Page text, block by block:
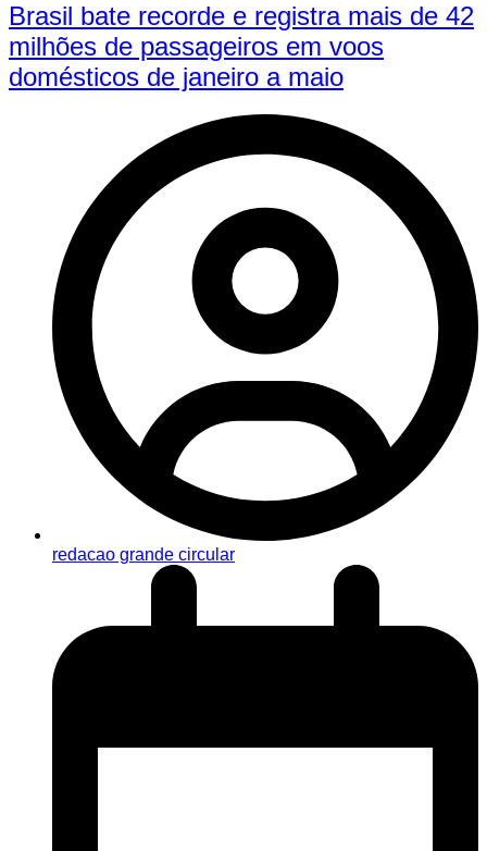
Brasil bate recorde e registra mais de 42
milhões de passageiros em voos
domésticos de janeiro a maio
redacao grande circular